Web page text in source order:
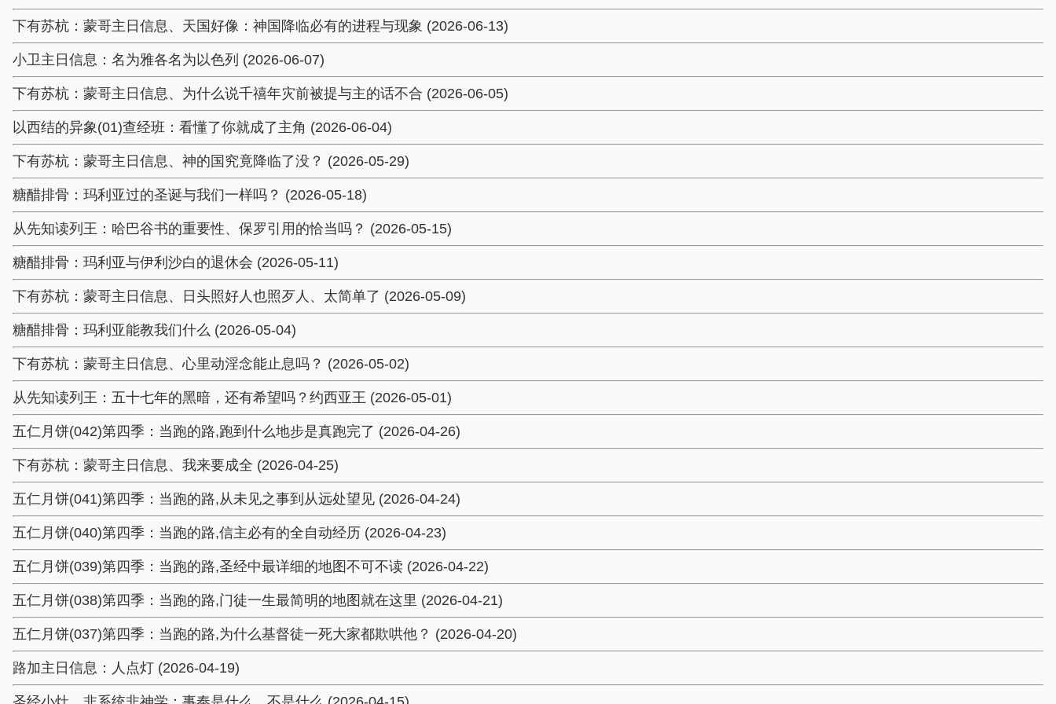
下有苏杭：蒙哥主日信息、天国好像：神国降临必有的进程与现象 (2026-06-13)
小卫主日信息：名为雅各名为以色列 (2026-06-07)
下有苏杭：蒙哥主日信息、为什么说千禧年灾前被提与主的话不合 (2026-06-05)
以西结的异象(01)查经班：看懂了你就成了主角 (2026-06-04)
下有苏杭：蒙哥主日信息、神的国究竟降临了没？ (2026-05-29)
糖醋排骨：玛利亚过的圣诞与我们一样吗？ (2026-05-18)
从先知读列王：哈巴谷书的重要性、保罗引用的恰当吗？ (2026-05-15)
糖醋排骨：玛利亚与伊利沙白的退休会 (2026-05-11)
下有苏杭：蒙哥主日信息、日头照好人也照歹人、太简单了 (2026-05-09)
糖醋排骨：玛利亚能教我们什么 (2026-05-04)
下有苏杭：蒙哥主日信息、心里动淫念能止息吗？ (2026-05-02)
从先知读列王：五十七年的黑暗，还有希望吗？约西亚王 (2026-05-01)
五仁月饼(042)第四季：当跑的路,跑到什么地步是真跑完了 (2026-04-26)
下有苏杭：蒙哥主日信息、我来要成全 (2026-04-25)
五仁月饼(041)第四季：当跑的路,从未见之事到从远处望见 (2026-04-24)
五仁月饼(040)第四季：当跑的路,信主必有的全自动经历 (2026-04-23)
五仁月饼(039)第四季：当跑的路,圣经中最详细的地图不可不读 (2026-04-22)
五仁月饼(038)第四季：当跑的路,门徒一生最简明的地图就在这里 (2026-04-21)
五仁月饼(037)第四季：当跑的路,为什么基督徒一死大家都欺哄他？ (2026-04-20)
路加主日信息：人点灯 (2026-04-19)